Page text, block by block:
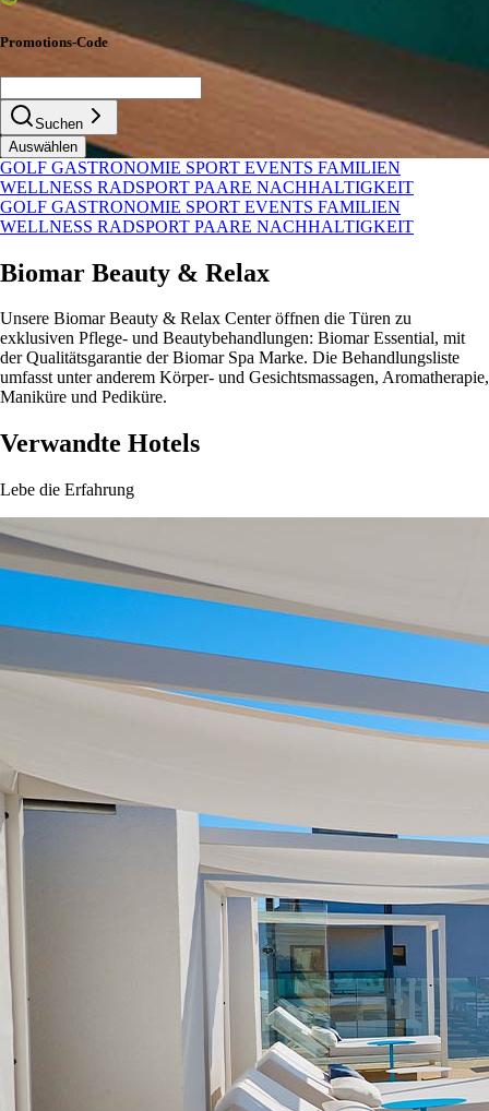
Promotions-Code
Suchen
Auswählen
GOLF GASTRONOMIE SPORT EVENTS FAMILIEN
WELLNESS RADSPORT PAARE NACHHALTIGKEIT
GOLF GASTRONOMIE SPORT EVENTS FAMILIEN
WELLNESS RADSPORT PAARE NACHHALTIGKEIT
Biomar Beauty & Relax
Unsere Biomar Beauty & Relax Center öffnen die Türen zu
exklusiven Pflege- und Beautybehandlungen: Biomar Essential, mit
der Qualitätsgarantie der Biomar Spa Marke. Die Behandlungsliste
umfasst unter anderem Körper- und Gesichtsmassagen, Aromatherapie,
Maniküre und Pediküre.
Verwandte Hotels
Lebe die Erfahrung